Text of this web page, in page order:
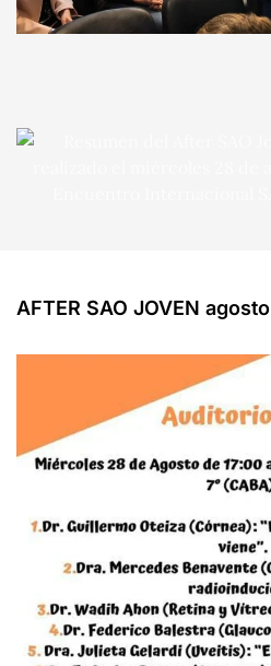
AFTER SAO JOVEN agosto